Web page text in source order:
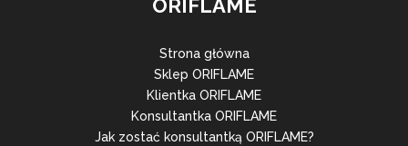
ORIFLAME
Strona główna
Sklep ORIFLAME
Klientka ORIFLAME
Konsultantka ORIFLAME
Jak zostać konsultantką ORIFLAME?